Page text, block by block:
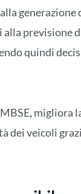
previsione
quindi
,migliora
dei veicoli